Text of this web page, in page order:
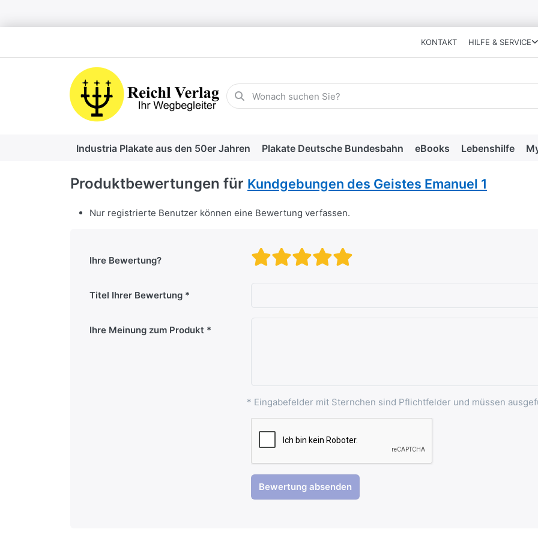
KONTAKT HILFE & SERVICE
Geben Sie einen Suchbegriff ein. Während Sie tippen, erscheinen
Industria Plakate aus den 50er Jahren Plakate Deutsche Bundesbahn eBooks Lebenshilfe
Produktbewertungen für Kundgebungen des Geistes Emanuel 1
Nur registrierte Benutzer können eine Bewertung verfassen.
Ihre Bewertung? Bewertung: 4 von 5
Bewertung: 3 von 5
Bewertung: 2 von 5 Sternen.
Bewertung: 1 von 5 Sternen.
Titel Ihrer Bewertung
Ihre Meinung zum Produkt
* Eingabefelder mit Sternchen sind Pflichtfelder und müssen
Bewertung absenden